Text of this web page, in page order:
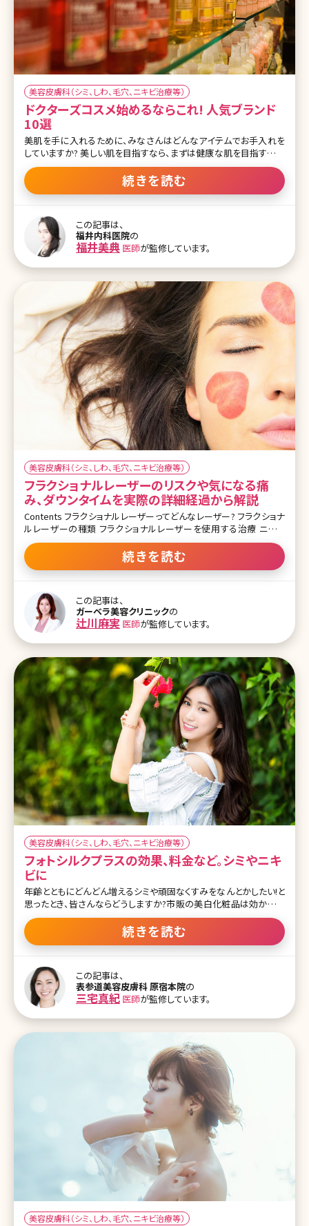
美容皮膚科（シミ、しわ、毛穴、ニキビ治療等）
ドクターズコスメ始めるならこれ! 人気ブランド
10選
美肌を手に入れるために、みなさんはどんなアイテムでお手入れを
していますか? 美しい肌を目指すなら、まずは健康な肌を目指すのが
近道。そんなときにトライしてみたいのがドクターズコスメです。 ドク
ターズコスメとは皮膚科医などの医師や医療機関が開発または、監
修しているコスメのこと。医学的な根拠に基づいて作られているた
いい成分が高濃度に配合されているなどのメリットがあります。 基本
はドクターズコスメは、診察をうけてからの販売となります。 診察無
しによるドクターズスメ販売による肌トラブルに関してが問題視され
ています。 ここでは定番と呼ばれるアイテムから最新のものまで、注
目を集めているドクターズコスメ10選を紹介していきます。美肌を目
続きを読む
この記事は、
福井内科医院の
福井美典 医師が監修しています。
美容皮膚科（シミ、しわ、毛穴、ニキビ治療等）
フラクショナルレーザーのリスクや気になる痛
み、ダウンタイムを実際の詳細経過から解説
Contents フラクショナルレーザーってどんなレーザー? フラクショナ
ルレーザーの種類 フラクショナルレーザーを使用する治療 ニキビ
跡、傷跡の治療とフラクショナルレーザー フラクショナルレーザーの
リスク フラクショナルレーザーの治療中の痛み フラクショナルレーザ
ーのダウンタイム フラクショナルレーザーの実際のダウンタイム経過
ーの治療回数 おわりに 美容医療業界には様々なレーザー治療があ
ります。その数は膨大で、一般の方では、そもそも治療名なのか機械
名なのかさえもわからないといった場合が多くあるのではないでしょ
うか? 肌の悩みで調べてみても多くの治療法や機械の種類から、ど
れを選択したら良いのか迷ってしまいますよね。 そのような中で、毛
続きを読む
この記事は、
ガーベラ美容クリニックの
辻川麻実 医師が監修しています。
美容皮膚科（シミ、しわ、毛穴、ニキビ治療等）
フォトシルクプラスの効果、料金など。シミやニキ
ビに
年齢とともにどんどん増えるシミや頑固なくすみをなんとかしたい!と
思ったとき、皆さんならどうしますか?市販の美白化粧品は効かない
し、だからといってレーザーで治療をするのは怖いし、ダウンタイムが
ある施術はムリ……。こうした方も多いのではないでしょうか。そこで
おすすめしたいのがフォトシルクプラスです。効果が実感しやすく、ダ
高いと言われています。ここではフォトシルクプラスの施術がどんなも
のなのか詳しくお話していきます。 目次 1.シミ取り施術の一番人気！
フォトシルクプラスってどんな施術? 1-1.フォトシルクプラスとは 1-2.
フォトシルクプラスの効果 1-3.フォトシルクプラスのメリット・デメリッ
ト 1-4.フォトシルクプラスのダウンタイム 1-5.フォトシルクプラスの副
続きを読む
この記事は、
表参道美容皮膚科 原宿本院の
三宅真紀 医師が監修しています。
美容皮膚科（シミ、しわ、毛穴、ニキビ治療等）